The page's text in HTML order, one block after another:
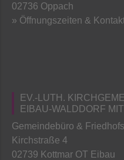
02736 Oppach
» Öffnungszeiten &
EV.-LUTH.
EIBAU-WALDDORF
Gemeindebüro &
Kirchstraße 4
02739 Kottmar OT Eibau